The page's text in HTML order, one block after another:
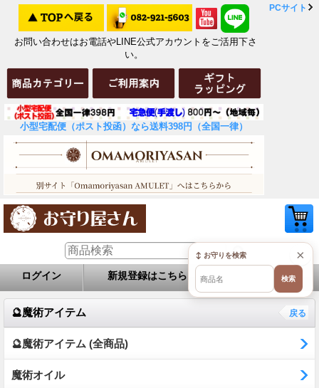
お問い合わせはお電話やLINE公式アカウントをご活用下さ
い。
小型宅配便（ポスト投函）なら送料398円（全国一律）
PCサイト
ログイン 新規登録はこちら お問い合せ
🔮魔術アイテム 戻る
🔮魔術アイテム (全商品)
魔術オイル
×
↕ お守りを検索
検索